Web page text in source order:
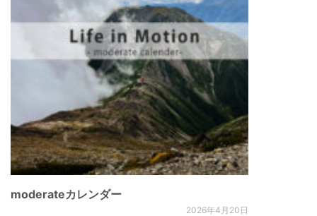
moderateカレンダー
2026年4月20日